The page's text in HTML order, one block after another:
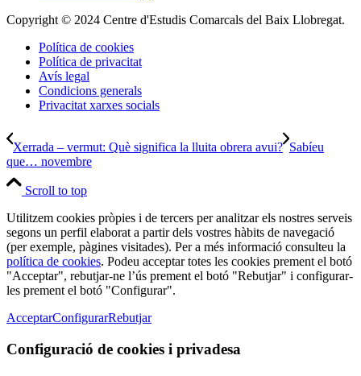
Copyright © 2024 Centre d'Estudis Comarcals del Baix Llobregat.
Política de cookies
Política de privacitat
Avís legal
Condicions generals
Privacitat xarxes socials
Xerrada – vermut: Què significa la lluita obrera avui? Sabíeu
que… novembre
Scroll to top
Utilitzem cookies pròpies i de tercers per analitzar els nostres serveis
segons un perfil elaborat a partir dels vostres hàbits de navegació
(per exemple, pàgines visitades). Per a més informació consulteu la
política de cookies. Podeu acceptar totes les cookies prement el botó
"Acceptar", rebutjar-ne l’ús prement el botó "Rebutjar" i configurar-
les prement el botó "Configurar".
AcceptarConfigurarRebutjar
Configuració de cookies i privadesa